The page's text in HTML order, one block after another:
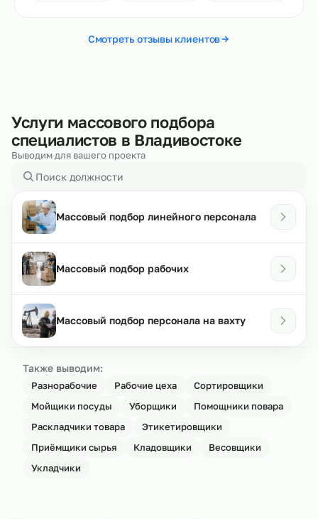
Смотреть отзывы клиентов
Услуги массового подбора
специалистов в Владивостоке
Выводим для вашего проекта
Массовый подбор линейного персонала
Массовый подбор рабочих
Массовый подбор персонала на вахту
Также выводим:
Разнорабочие Рабочие цеха
Сортировщики
Мойщики посуды
Уборщики
Помощники повара
Раскладчики товара
Этикетировщики
Приёмщики сырья
Кладовщики
Весовщики
Укладчики